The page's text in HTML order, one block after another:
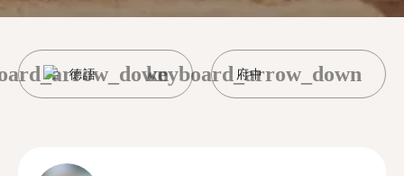
德語 府中
keyboard_arrow_down